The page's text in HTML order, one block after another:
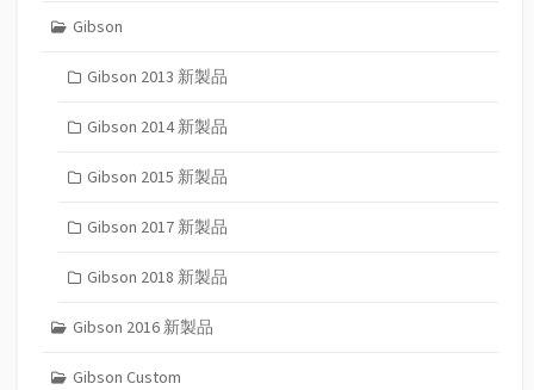
Gibson
Gibson 2013 新製品
Gibson 2014 新製品
Gibson 2015 新製品
Gibson 2017 新製品
Gibson 2018 新製品
Gibson 2016 新製品
Gibson Custom